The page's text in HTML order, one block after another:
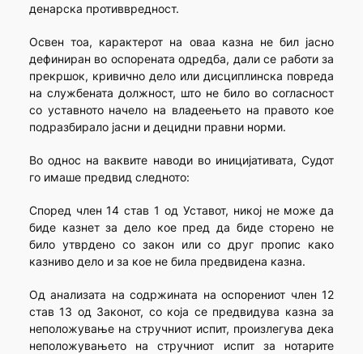
денарска противвредност.
Освен тоа, карактерот на оваа казна не бил јасно
дефиниран во оспорената одредба, дали се работи за
прекршок, кривично дело или дисциплинска повреда
на службената должност, што не било во согласност
со уставното начело на владеењето на правото кое
подразбирало јасни и децидни правни норми.
Во однос на ваквите наводи во иницијативата, Судот
го имаше предвид следното:
Според член 14 став 1 од Уставот, никој не може да
биде казнет за дело кое пред да биде сторено не
било утврдено со закон или со друг пропис како
казниво дело и за кое не била предвидена казна.
Од анализата на содржината на оспорениот член 12
став 13 од Законот, со која се предвидува казна за
неположување на стручниот испит, произлегува дека
неположувањето на стручниот испит за нотарите